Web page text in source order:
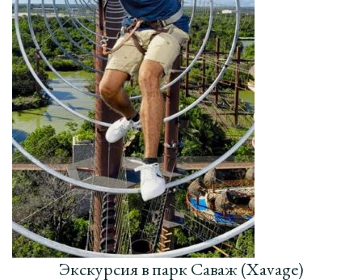
Экскурсия в парк Саваж (Xavage)